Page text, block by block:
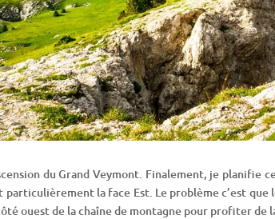
du Grand Veymont. Finalement, je
la face Est. Le problème c’est que
ouest de la chaîne de montagne pour profiter de